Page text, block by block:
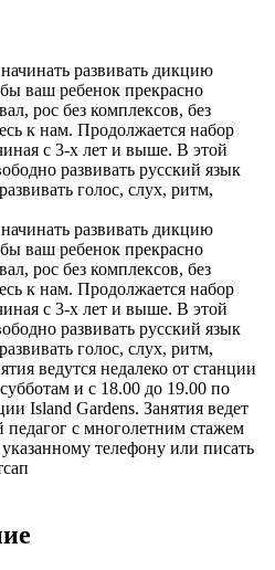
развивать дикцию
ваш ребенок прекрасно
рос без комплексов, без
к нам. Продолжается набор
с 3-х лет и выше. В этой
развивать русский язык
голос, слух, ритм,
развивать дикцию
ваш ребенок прекрасно
рос без комплексов, без
к нам. Продолжается набор
с 3-х лет и выше. В этой
развивать русский язык
голос, слух, ритм,
ведутся недалеко от станции
и с 18.00 до 19.00 по
Island Gardens. Занятия ведет
с многолетним стажем
телефону или писать